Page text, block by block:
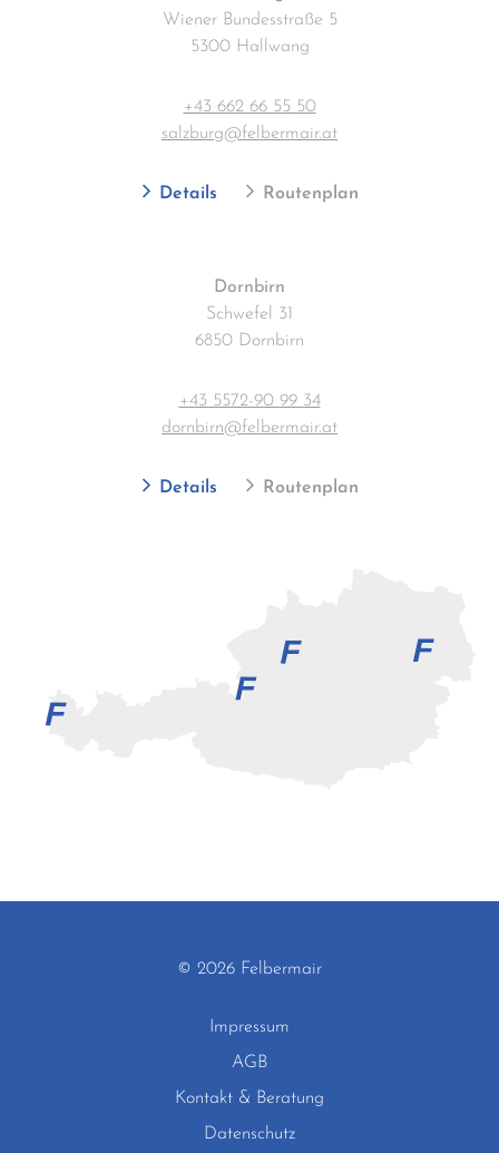
Wiener Bundesstraße 5
5300 Hallwang
+43 662 66 55 50
salzburg@felbermair.at
Details Routenplan
Dornbirn
Schwefel 31
6850 Dornbirn
+43 5572-90 99 34
dornbirn@felbermair.at
Details Routenplan
© 2026 Felbermair
Impressum
AGB
Kontakt & Beratung
Datenschutz